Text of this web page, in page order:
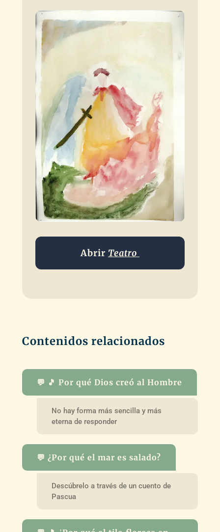
Abrir Teatro
Contenidos relacionados
💬 🎵 Por qué Dios creó al Hombre
No hay forma más sencilla y más
eterna de responder
💬 ¿Por qué el mar es salado?
Descúbrelo a través de un cuento de
Pascua